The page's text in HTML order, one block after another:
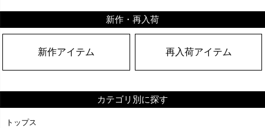
新作・再入荷
新作アイテム 再入荷アイテム
カテゴリ別に探す
トップス